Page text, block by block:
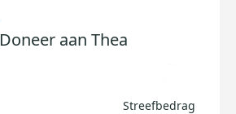
Doneer aan Thea
Streefbedrag